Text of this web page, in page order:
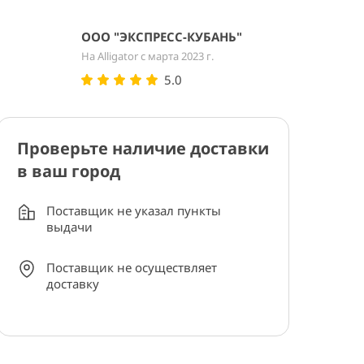
ООО "ЭКСПРЕСС-КУБАНЬ"
На Alligator с марта 2023 г.
5.0
Проверьте наличие доставки
в ваш город
Поставщик не указал пункты
выдачи
Поставщик не осуществляет
доставку